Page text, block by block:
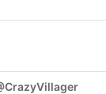
CrazyVillager